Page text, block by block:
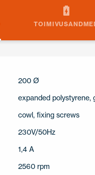
200 Ø
expanded polystyrene,
cowl, fixing screws
230V/50Hz
1,4 A
2560 rpm